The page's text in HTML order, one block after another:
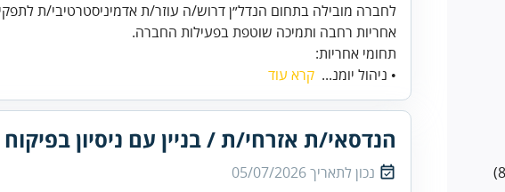
לחברה מובילה בתחום הנדל״ן דרוש/ה עוזר/ת אדמיניסטרטיבי/ת לתפקיד
אחריות רחבה ותמיכה שוטפת בפעילות החברה.
תחומי אחריות:
• ניהול יומנ... קרא עוד
הנדסאי/ת אזרחי/ת / בניין עם ניסיון בפיקוח
נכון לתאריך05/07/2026